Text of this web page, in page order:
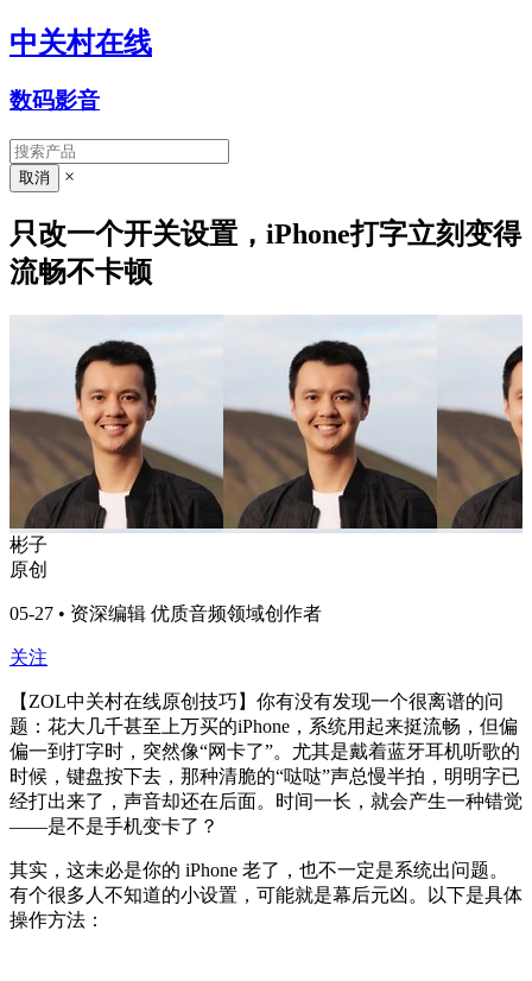
中关村在线
数码影音
×
只改一个开关设置，iPhone打字立刻变得
流畅不卡顿
彬子
原创
05-27 • 资深编辑 优质音频领域创作者
关注
【ZOL中关村在线原创技巧】你有没有发现一个很离谱的问
题：花大几千甚至上万买的iPhone，系统用起来挺流畅，但偏
偏一到打字时，突然像“网卡了”。尤其是戴着蓝牙耳机听歌的
时候，键盘按下去，那种清脆的“哒哒”声总慢半拍，明明字已
经打出来了，声音却还在后面。时间一长，就会产生一种错觉
——是不是手机变卡了？
其实，这未必是你的 iPhone 老了，也不一定是系统出问题。
有个很多人不知道的小设置，可能就是幕后元凶。以下是具体
操作方法：